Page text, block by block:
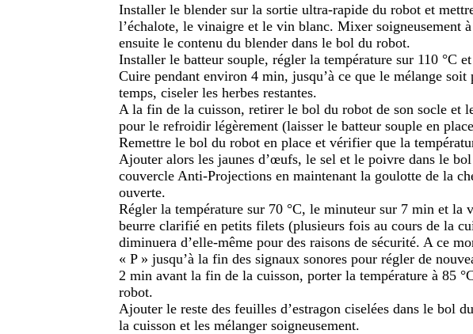
Installer le blender sur la sortie ultra-rapide du robot et
l’échalote, le vinaigre et le vin blanc. Mixer soigneusement
ensuite le contenu du blender dans le bol du robot.
Installer le batteur souple, régler la température sur 110 °C
Cuire pendant environ 4 min, jusqu’à ce que le mélange soit
temps, ciseler les herbes restantes.
A la fin de la cuisson, retirer le bol du robot de son socle et
pour le refroidir légèrement (laisser le batteur souple en
Remettre le bol du robot en place et vérifier que la
Ajouter alors les jaunes d’œufs, le sel et le poivre dans le
couvercle Anti-Projections en maintenant la goulotte de la
ouverte.
Régler la température sur 70 °C, le minuteur sur 7 min et la
beurre clarifié en petits filets (plusieurs fois au cours de la
diminuera d’elle-même pour des raisons de sécurité. A ce
« P » jusqu’à la fin des signaux sonores pour régler de
2 min avant la fin de la cuisson, porter la température à 85
robot.
Ajouter le reste des feuilles d’estragon ciselées dans le bol
la cuisson et les mélanger soigneusement.